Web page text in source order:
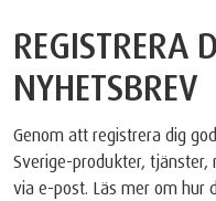
REGISTRERA
NYHETSBREV
Genom att registrera dig
Sverige-produkter, tjänster,
via e-post. Läs mer om hur